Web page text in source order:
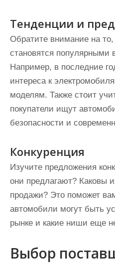
Тенденции и
Обратите внимание на
становятся популярными
Например, в последние
интереса к
моделям. Также стоит
покупатели ищут
безопасности и
Конкуренция
Изучите предложения
они предлагают? Каковы
продажи? Это поможет
автомобили могут быть
рынке и какие ниши еще
Выбор